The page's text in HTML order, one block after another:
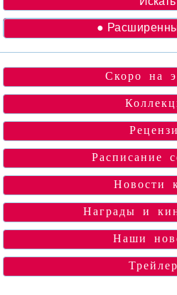
●
Скоро на
Расписание
Новости
Награды и
Наши